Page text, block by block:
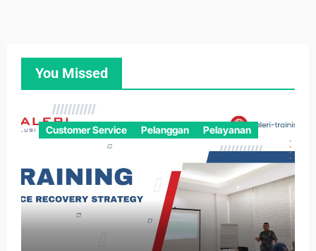
You Missed
Customer Service Pelanggan Pelayanan